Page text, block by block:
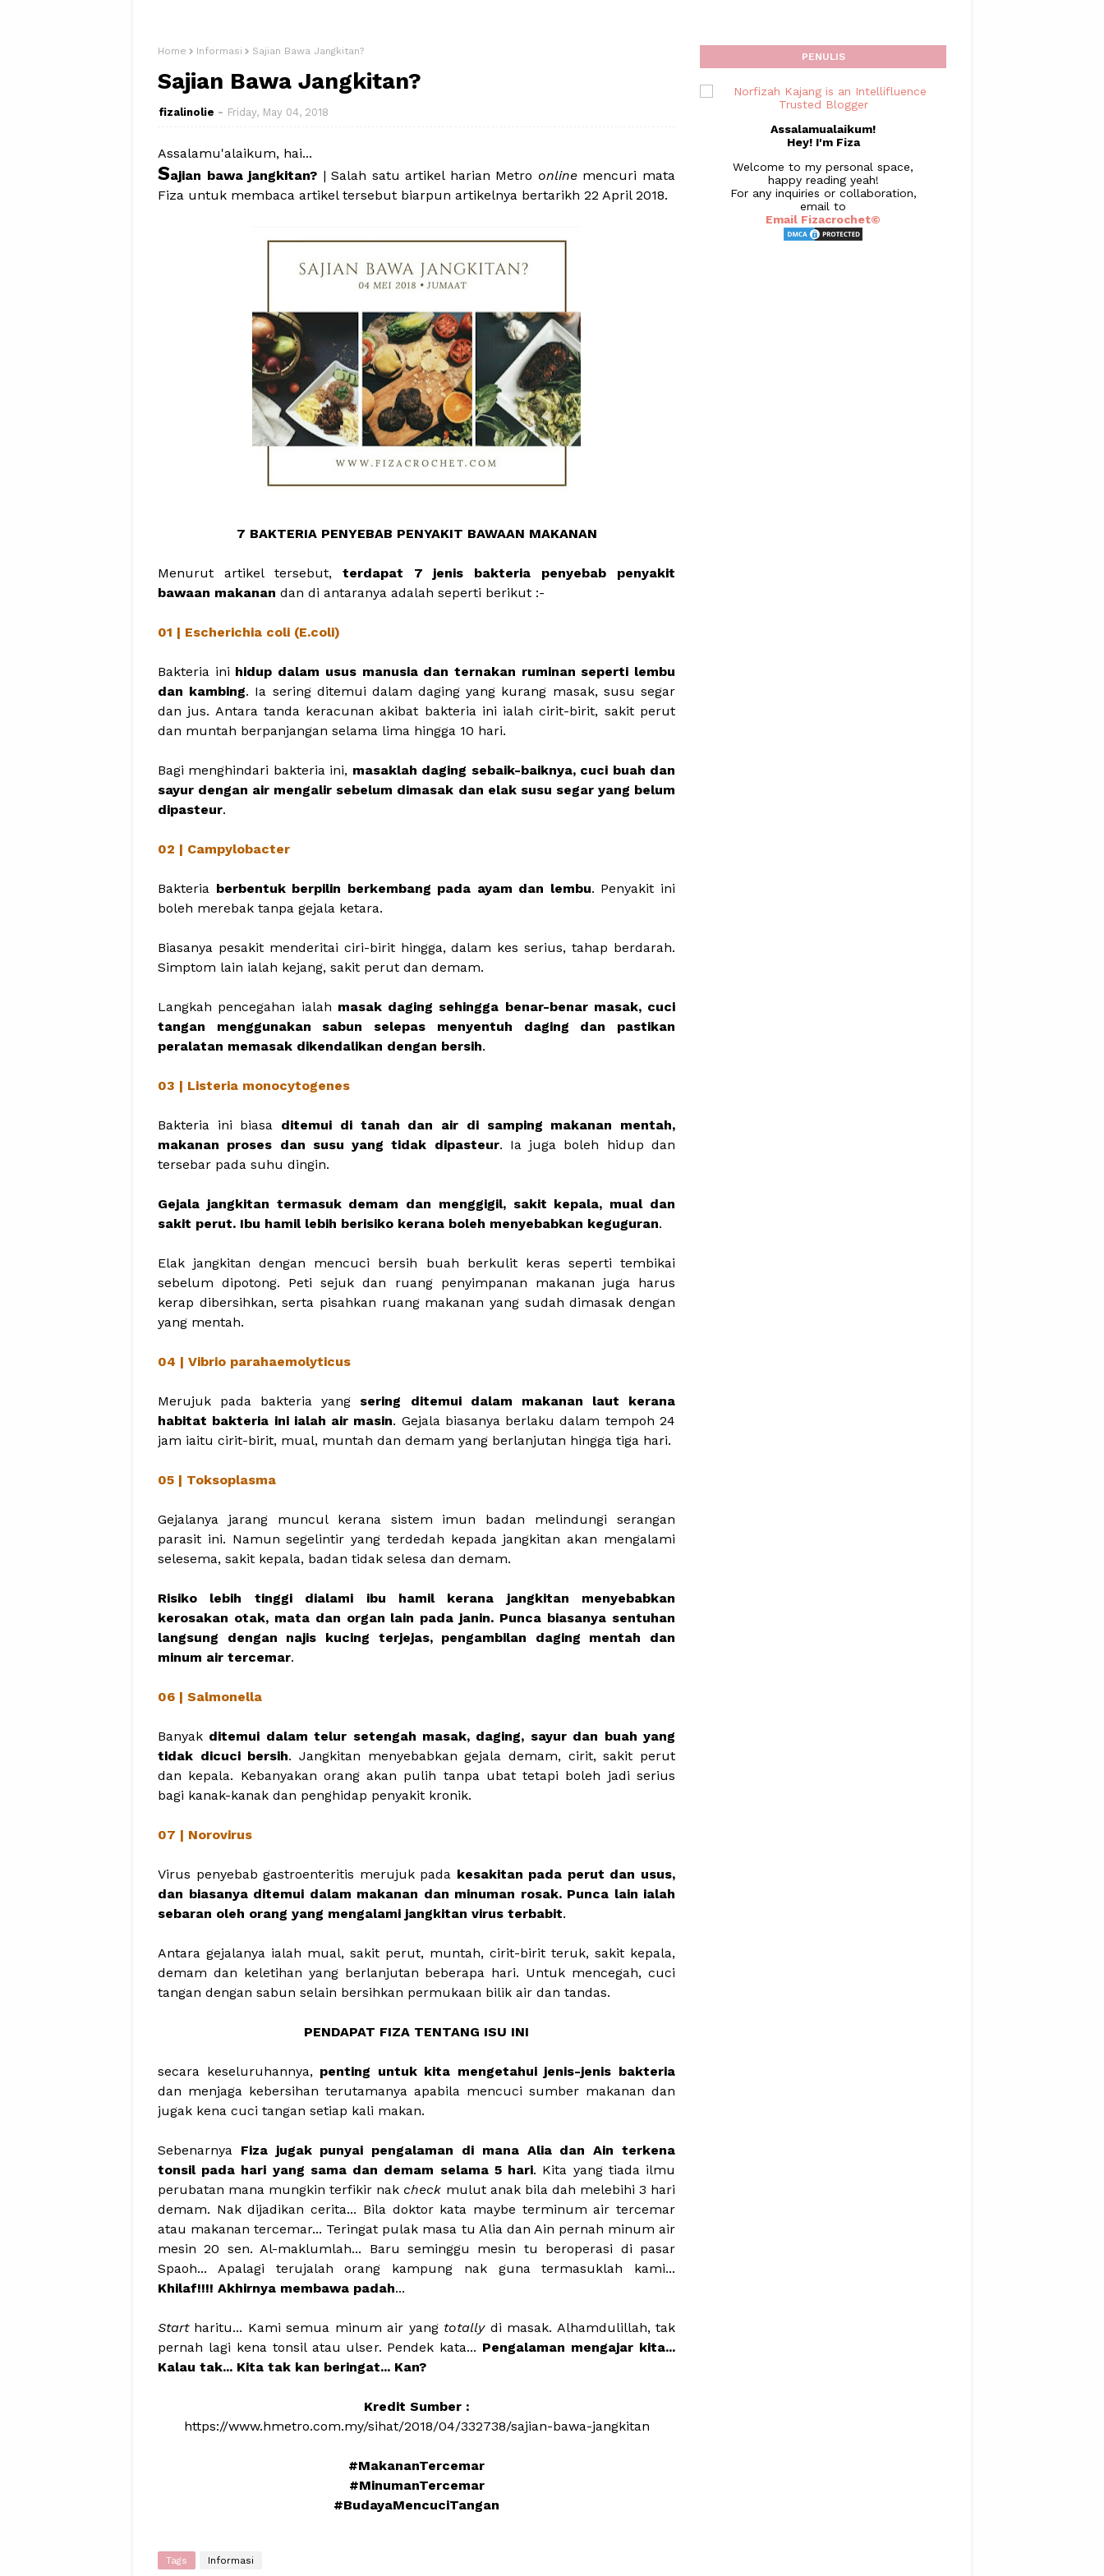
Home Informasi Sajian Bawa Jangkitan?
Sajian Bawa Jangkitan?
fizalinolie Friday, May 04, 2018
Assalamu'alaikum, hai...
Sajian bawa jangkitan? | Salah satu artikel harian Metro onlinemencuri mata
Fiza untuk membaca artikel tersebut biarpun artikelnya bertarikh 22 April 2018.
7 BAKTERIA PENYEBAB PENYAKIT BAWAAN MAKANAN
Menurut artikel tersebut, terdapat 7 jenis bakteria penyebab penyakit
bawaan makanan dan di antaranya adalah seperti berikut :-
01 | Escherichia coli (E.coli)
Bakteria ini hidup dalam usus manusia dan ternakan ruminan seperti lembu
dan kambing. Ia sering ditemui dalam daging yang kurang masak, susu segar
dan jus. Antara tanda keracunan akibat bakteria ini ialah cirit-birit, sakit perut
dan muntah berpanjangan selama lima hingga 10 hari.
Bagi menghindari bakteria ini, masaklah daging sebaik-baiknya, cuci buah dan
sayur dengan air mengalir sebelum dimasak dan elak susu segar yang belum
dipasteur.
02 | Campylobacter
Bakteria berbentuk berpilin berkembang pada ayam dan lembu. Penyakit ini
boleh merebak tanpa gejala ketara.
Biasanya pesakit menderitai ciri-birit hingga, dalam kes serius, tahap berdarah.
Simptom lain ialah kejang, sakit perut dan demam.
Langkah pencegahan ialah masak daging sehingga benar-benar masak, cuci
tangan menggunakan sabun selepas menyentuh daging dan pastikan
peralatan memasak dikendalikan dengan bersih.
03 | Listeria monocytogenes
Bakteria ini biasa ditemui di tanah dan air di samping makanan mentah,
makanan proses dan susu yang tidak dipasteur. Ia juga boleh hidup dan
tersebar pada suhu dingin.
Gejala jangkitan termasuk demam dan menggigil, sakit kepala, mual dan
sakit perut. Ibu hamil lebih berisiko kerana boleh menyebabkan keguguran.
Elak jangkitan dengan mencuci bersih buah berkulit keras seperti tembikai
sebelum dipotong. Peti sejuk dan ruang penyimpanan makanan juga harus
kerap dibersihkan, serta pisahkan ruang makanan yang sudah dimasak dengan
yang mentah.
04 | Vibrio parahaemolyticus
Merujuk pada bakteria yang sering ditemui dalam makanan laut kerana
habitat bakteria ini ialah air masin. Gejala biasanya berlaku dalam tempoh 24
jam iaitu cirit-birit, mual, muntah dan demam yang berlanjutan hingga tiga hari.
05 | Toksoplasma
Gejalanya jarang muncul kerana sistem imun badan melindungi serangan
parasit ini. Namun segelintir yang terdedah kepada jangkitan akan mengalami
selesema, sakit kepala, badan tidak selesa dan demam.
Risiko lebih tinggi dialami ibu hamil kerana jangkitan menyebabkan
kerosakan otak, mata dan organ lain pada janin. Punca biasanya sentuhan
langsung dengan najis kucing terjejas, pengambilan daging mentah dan
minum air tercemar.
06 | Salmonella
Banyak ditemui dalam telur setengah masak, daging, sayur dan buah yang
tidak dicuci bersih. Jangkitan menyebabkan gejala demam, cirit, sakit perut
dan kepala. Kebanyakan orang akan pulih tanpa ubat tetapi boleh jadi serius
bagi kanak-kanak dan penghidap penyakit kronik.
07 | Norovirus
Virus penyebab gastroenteritis merujuk pada kesakitan pada perut dan usus,
dan biasanya ditemui dalam makanan dan minuman rosak. Punca lain ialah
sebaran oleh orang yang mengalami jangkitan virus terbabit.
Antara gejalanya ialah mual, sakit perut, muntah, cirit-birit teruk, sakit kepala,
demam dan keletihan yang berlanjutan beberapa hari. Untuk mencegah, cuci
tangan dengan sabun selain bersihkan permukaan bilik air dan tandas.
PENDAPAT FIZA TENTANG ISU INI
secara keseluruhannya, penting untuk kita mengetahui jenis-jenis bakteria
dan menjaga kebersihan terutamanya apabila mencuci sumber makanan dan
jugak kena cuci tangan setiap kali makan.
Sebenarnya Fiza jugak punyai pengalaman di mana Alia dan Ain terkena
tonsil pada hari yang sama dan demam selama 5 hari. Kita yang tiada ilmu
perubatan mana mungkin terfikir nak check mulut anak bila dah melebihi 3 hari
demam. Nak dijadikan cerita... Bila doktor kata maybe terminum air tercemar
atau makanan tercemar... Teringat pulak masa tu Alia dan Ain pernah minum air
mesin 20 sen. Al-maklumlah... Baru seminggu mesin tu beroperasi di pasar
Spaoh... Apalagi terujalah orang kampung nak guna termasuklah kami...
Khilaf!!!! Akhirnya membawa padah...
Startharitu... Kami semua minum air yang totallydi masak. Alhamdulillah, tak
pernah lagi kena tonsil atau ulser. Pendek kata... Pengalaman mengajar kita...
Kalau tak... Kita tak kan beringat... Kan?
Kredit Sumber :
https://www.hmetro.com.my/sihat/2018/04/332738/sajian-bawa-jangkitan
#MakananTercemar
#MinumanTercemar
#BudayaMencuciTangan
Tags Informasi
PENULIS
Assalamualaikum!
Hey! I'm Fiza
Welcome to my personal space,
happy reading yeah!
For any inquiries or collaboration,
email to
Email Fizacrochet©